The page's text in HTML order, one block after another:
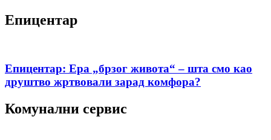
Епицентар
Епицентар: Ера „брзог живота“ – шта смо као
друштво жртвовали зарад комфора?
Комунални сервис